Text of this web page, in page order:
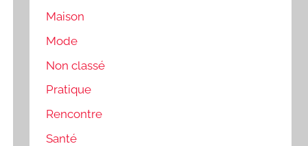
Maison
Mode
Non classé
Pratique
Rencontre
Santé